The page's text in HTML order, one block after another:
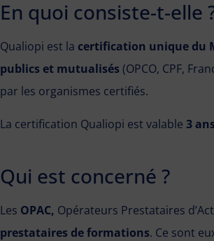
En quoi consiste-t-elle
Qualiopi est la certification unique du
publics et mutualisés (OPCO, CPF,
par les organismes certifiés.
La certification Qualiopi est valable 3 ans
Qui est concerné ?
Les OPAC, Opérateurs Prestataires
prestataires de formations. Ce sont